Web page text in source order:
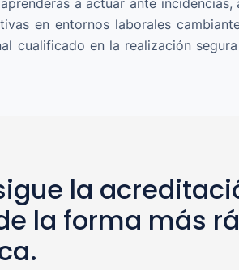
a actuar ante incidencias,
en entornos laborales
cualificado en la realización
la
la forma más